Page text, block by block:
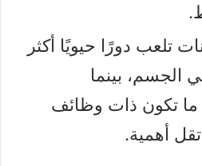
تلعب دورًا حيويًا أكثر
الجسم، بينما
ما تكون ذات وظائف
أهمية.